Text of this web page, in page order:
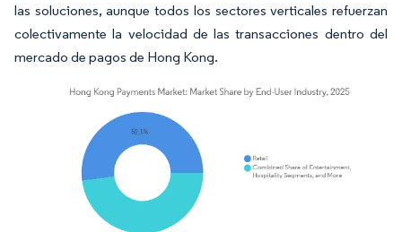
las soluciones, aunque todos los sectores verticales refuerzan
colectivamente la velocidad de las transacciones dentro del
mercado de pagos de Hong Kong.